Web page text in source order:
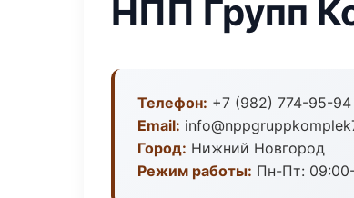
НПП Групп
Телефон: +7 (982) 774-95-94
Email:
Город: Нижний Новгород
Режим работы: Пн-Пт: